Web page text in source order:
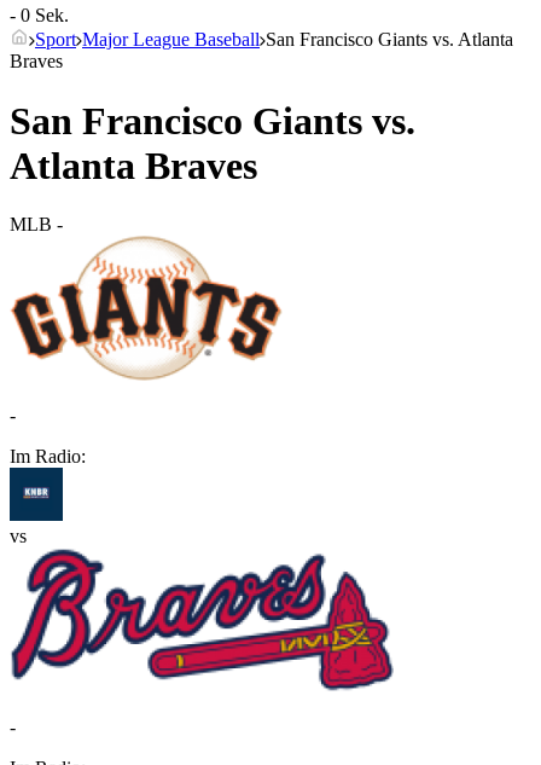
- 0 Sek.
Sport Major League Baseball San Francisco Giants vs. Atlanta
Braves
San Francisco Giants vs.
Atlanta Braves
MLB -
-
Im Radio:
vs
-